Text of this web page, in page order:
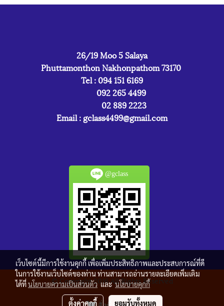
26/19 Moo 5 Salaya
Phuttamonthon Nakhonpathom 73170
Tel : 094 151 6169
092 265 4499
02 889 2223
Email : gclass4499@gmail.com
@gclass
© Copyright 2016 All Rights Reserved
ผู้เข้าชมวันนี้ 2,958
เว็บไซต์นี้มีการใช้งานคุกกี้ เพื่อเพิ่มประสิทธิภาพและประสบการณ์ที่ดี
ในการใช้งานเว็บไซต์ของท่าน ท่านสามารถอ่านรายละเอียดเพิ่มเติม
ได้ที่นโยบายความเป็นส่วนตัวและนโยบายคุกกี้
ตั้งค่าคุกกี้ ยอมรับทั้งหมด